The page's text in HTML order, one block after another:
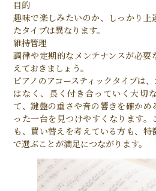
目的
趣味で楽しみたいのか、しっかり上
たタイプは異なります。
維持管理
調律や定期的なメンテナンスが必要
えておきましょう。
ピアノのアコースティックタイプは
はなく、長く付き合っていく大切
て、鍵盤の重さや音の響きを確か
った一台を見つけやすくなります
も、買い替えを考えている方も、
で選ぶことが満足につながります。